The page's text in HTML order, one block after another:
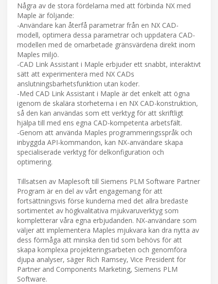
Några av de stora fördelarna med att förbinda NX med
Maple är följande:
-Användare kan återfå parametrar från en NX CAD-
modell, optimera dessa parametrar och uppdatera CAD-
modellen med de omarbetade gränsvärdena direkt inom
Maples miljö.
-CAD Link Assistant i Maple erbjuder ett snabbt, interaktivt
sätt att experimentera med NX CADs
anslutningsbarhetsfunktion utan koder.
-Med CAD Link Assistant i Maple är det enkelt att ögna
igenom de skalära storheterna i en NX CAD-konstruktion,
så den kan användas som ett verktyg för att skriftligt
hjälpa till med ens egna CAD-kompetenta arbetsfält.
-Genom att använda Maples programmeringsspråk och
inbyggda API-kommandon, kan NX-användare skapa
specialiserade verktyg för delkonfiguration och
optimering.
Tillsatsen av Maplesoft till Siemens PLM Software Partner
Program är en del av vårt engagemang för att
fortsättningsvis förse kunderna med det allra bredaste
sortimentet av högkvalitativa mjukvaruverktyg som
kompletterar våra egna erbjudanden. NX-användare som
väljer att implementera Maples mjukvara kan dra nytta av
dess förmåga att minska den tid som behövs för att
skapa komplexa projekteringsarbeten och genomföra
djupa analyser, säger Rich Ramsey, Vice President för
Partner and Components Marketing, Siemens PLM
Software.